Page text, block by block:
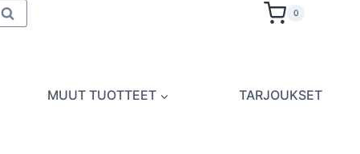
Haku Kun tuloksia tulee, voit selata niitä 0
MUUT TUOTTEET TARJOUKSET